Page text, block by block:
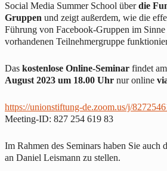
Social Media Summer School überdie
Gruppen und zeigt außerdem, wie die
Führung von Facebook-Gruppen im
vorhandenen Teilnehmergruppe
Das kostenlose Online-Seminar findet am
August 2023 um 18.00 Uhr nur online
https://unionstiftung-de.zoom.us/j/
Meeting-ID: 827 254 619 83
Im Rahmen des Seminars haben Sie auch
an Daniel Leismann zu stellen.